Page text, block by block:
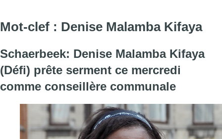
Mot-clef : Denise Malamba Kifaya
Schaerbeek: Denise Malamba Kifaya
(Défi) prête serment ce mercredi
comme conseillère communale